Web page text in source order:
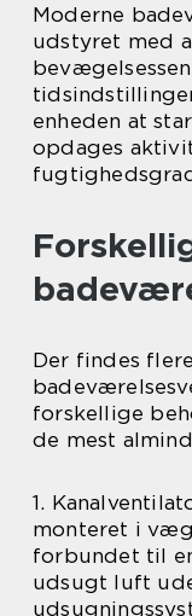
Moderne
udstyret med
enheden at
opdages
Der findes
forskellige
de mest
1.
monteret i
forbundet til
udsugt luft